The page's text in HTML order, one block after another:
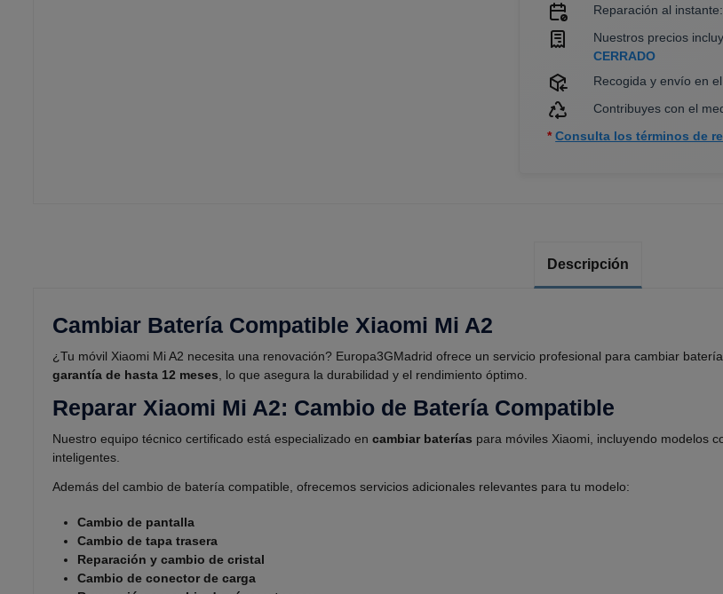
Reparación al
Nuestros precios
CERRADO
Recogida y envío en
Contribuyes con el
* Consulta los términos de
Descripción
Cambiar Batería Compatible Xiaomi Mi A2
¿Tu móvil Xiaomi Mi A2 necesita una renovación? Europa3GMadrid ofrece un servicio profesional para cambiar
garantía de hasta 12 meses, lo que asegura la durabilidad y el rendimiento óptimo.
Reparar Xiaomi Mi A2: Cambio de Batería Compatible
Nuestro equipo técnico certificado está especializado en cambiar baterías para móviles Xiaomi, incluyendo modelos
inteligentes.
Además del cambio de batería compatible, ofrecemos servicios adicionales relevantes para tu modelo:
Cambio de pantalla
Cambio de tapa trasera
Reparación y cambio de cristal
Cambio de conector de carga